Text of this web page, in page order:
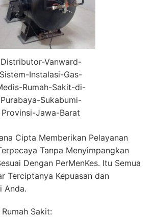
Distributor-Vanward-
Sistem-Instalasi-Gas-
Rumah-Sakit-di-
Purabaya-Sukabumi-
Provinsi-Jawa-Barat
Cipta Memberikan Pelayanan
Tanpa Menyimpangkan
Dengan PerMenKes. Itu Semua
Terciptanya Kepuasan dan
Anda.
Sakit: